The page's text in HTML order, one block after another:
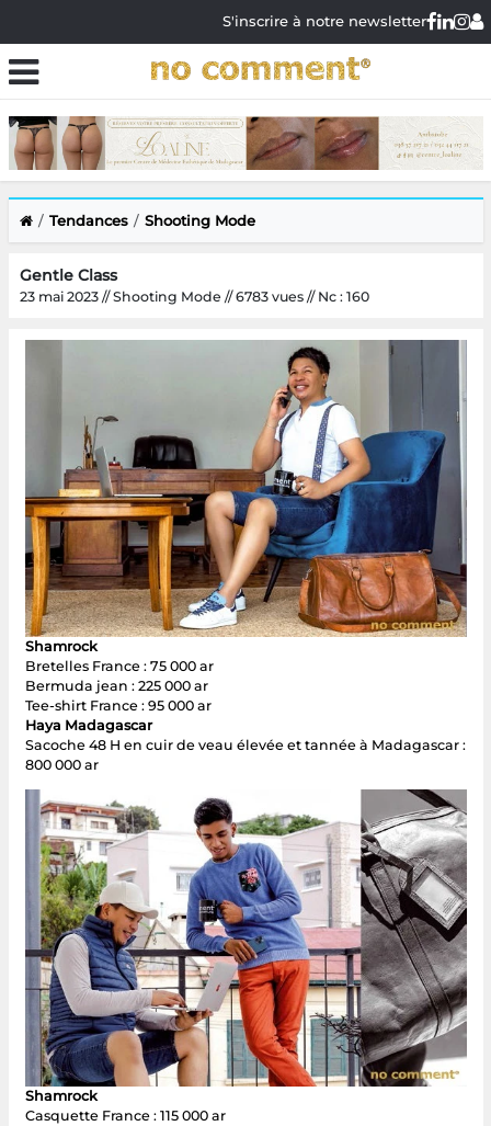
S'inscrire à notre newsletter
Tendances Shooting Mode
Gentle Class
23 mai 2023 // Shooting Mode // 6783 vues // Nc : 160
Shamrock
Bretelles France : 75 000 ar
Bermuda jean : 225 000 ar
Tee-shirt France : 95 000 ar
Haya Madagascar
Sacoche 48 H en cuir de veau élevée et tannée à Madagascar :
800 000 ar
Shamrock
Casquette France : 115 000 ar